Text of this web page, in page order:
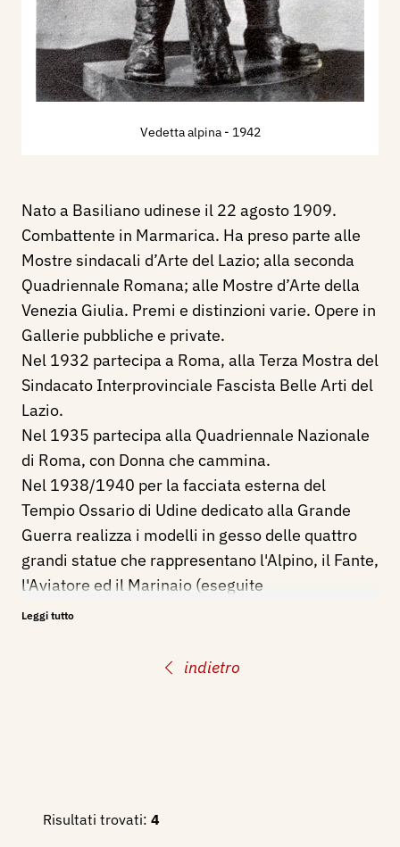
indietro
Vedetta alpina - 1942
Nato a Basiliano udinese il 22 agosto 1909.
Combattente in Marmarica. Ha preso parte alle
Mostre sindacali d’Arte del Lazio; alla seconda
Quadriennale Romana; alle Mostre d’Arte della
Venezia Giulia. Premi e distinzioni varie. Opere in
Gallerie pubbliche e private.
Nel 1932 partecipa a Roma, alla Terza Mostra del
Sindacato Interprovinciale Fascista Belle Arti del
Lazio.
Nel 1935 partecipa alla Quadriennale Nazionale
di Roma, con Donna che cammina.
Nel 1938/1940 per la facciata esterna del
Tempio Ossario di Udine dedicato alla Grande
Guerra realizza i modelli in gesso delle quattro
grandi statue che rappresentano l'Alpino, il Fante,
l'Aviatore ed il Marinaio (eseguite
successivamente).
opere concorrenti al premio San Remo - Scultura
Galleria: Museo Storico scuole Centrali
Leggi tutto
Risultati trovati: 4